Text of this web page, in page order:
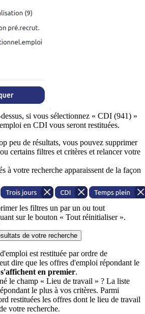
si vous sélectionnez « CDI (941) »
en CDI vous seront restituées.
peu de résultats, vous pouvez supprimer
certains filtres et critères et relancer votre
à votre recherche apparaissent de la façon
les filtres un par un ou tout
sur le bouton « Tout réinitialiser ».
de votre recherche
est restituée par ordre de
dire que les offres d'emploi répondant le
s'affichent en premier.
le champ « Lieu de travail » ? La liste
le plus à vos critères. Parmi
restituées les offres dont le lieu de travail
votre recherche.